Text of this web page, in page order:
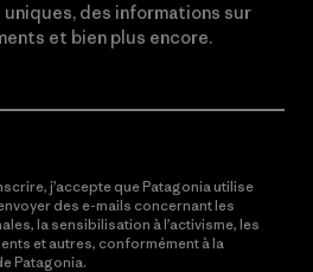
des informations sur
et bien plus encore.
j’accepte que Patagonia utilise
des e-mails concernant les
la sensibilisation à l’activisme, les
et autres, conformément à la
Patagonia.